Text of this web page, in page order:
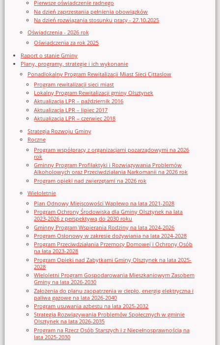
Pierwsze oświadczenie radnego
Na dzień zaprzestania pełnienia obowiązków
Na dzień rozwiązania stosunku pracy - 27.10.2025
Oświadczenia - 2026 rok
Oświadczenia za rok 2025
Raport o stanie Gminy
Plany, programy, strategie i ich wykonanie
Ponadlokalny Program Rewitalizacji Miast Sieci Cittaslow
Program rewitalizacji sieci miast
Lokalny Program Rewitalizacji gminy Olsztynek
Aktualizacja LPR – październik 2016
Aktualizacja LPR – lipiec 2017
Aktualizacja LPR – czerwiec 2018
Strategia Rozwoju Gminy
Roczne
Program współpracy z organizacjami pozarządowymi na 2026
rok
Gminny Program Profilaktyki i Rozwiązywania Problemów
Alkoholowych oraz Przeciwdziałania Narkomanii na 2026 rok
Program opieki nad zwierzętami na 2026 rok
Wieloletnie
Plan Odnowy Miejscowości Waplewo na lata 2021-2028
Program Ochrony Środowiska dla Gminy Olsztynek na lata
2023-2026 z perspektywą do 2030 roku
Gminny Program Wspierania Rodziny na lata 2024-2026
Program Osłonowy w zakresie dożywiania na lata 2024-2028
Program Przeciwdziałania Przemocy Domowej i Ochrony Osób
na lata 2023-2028
Program Opieki nad Zabytkami Gminy Olsztynek na lata 2025-
2028
Wieloletni Program Gospodarowania Mieszkaniowym Zasobem
Gminy na lata 2026-2030
Założenia do planu zaopatrzenia w ciepło, energię elektryczna i
paliwa gazowe na lata 2026-2040
Program usuwania azbestu na lata 2025-2032
Strategia Rozwiązywania Problemów Społecznych w gminie
Olsztynek na lata 2026-2035
Program na Rzecz Osób Starszych i z Niepełnosprawnością na
lata 2025-2030